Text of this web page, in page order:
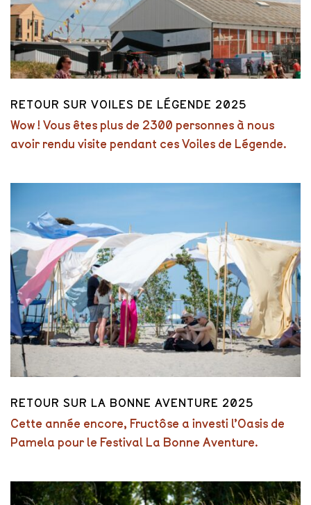
RETOUR SUR VOILES DE LÉGENDE 2025
Wow ! Vous êtes plus de 2300 personnes à nous
avoir rendu visite pendant ces Voiles de Légende.
RETOUR SUR LA BONNE AVENTURE 2025
Cette année encore, Fructôse a investi l’Oasis de
Pamela pour le Festival La Bonne Aventure.